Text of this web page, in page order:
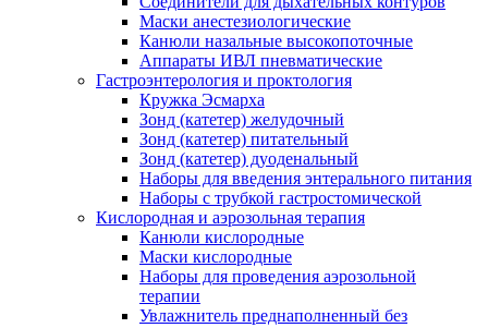
Маски анестезиологические
Канюли назальные высокопоточные
Аппараты ИВЛ пневматические
Гастроэнтерология и проктология
Кружка Эсмарха
Зонд (катетер) желудочный
Зонд (катетер) питательный
Зонд (катетер) дуоденальный
Наборы для введения энтерального питания
Наборы с трубкой гастростомической
Кислородная и аэрозольная терапия
Канюли кислородные
Маски кислородные
Наборы для проведения аэрозольной
терапии
Увлажнитель преднаполненный без